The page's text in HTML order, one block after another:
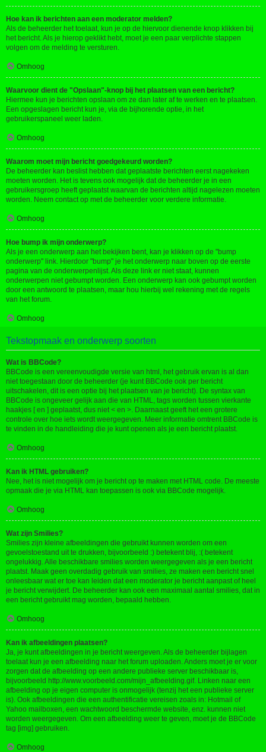
Hoe kan ik berichten aan een moderator melden?
Als de beheerder het toelaat, kun je op de hiervoor dienende knop klikken bij
het bericht. Als je hierop geklikt hebt, moet je een paar verplichte stappen
volgen om de melding te versturen.
Omhoog
Waarvoor dient de "Opslaan"-knop bij het plaatsen van een bericht?
Hiermee kun je berichten opslaan om ze dan later af te werken en te plaatsen.
Een opgeslagen bericht kun je, via de bijhorende optie, in het
gebruikerspaneel weer laden.
Omhoog
Waarom moet mijn bericht goedgekeurd worden?
De beheerder kan beslist hebben dat geplaatste berichten eerst nagekeken
moeten worden. Het is tevens ook mogelijk dat de beheerder je in een
gebruikersgroep heeft geplaatst waarvan de berichten altijd nagelezen moeten
worden. Neem contact op met de beheerder voor verdere informatie.
Omhoog
Hoe bump ik mijn onderwerp?
Als je een onderwerp aan het bekijken bent, kan je klikken op de "bump
onderwerp" link. Hierdoor "bump" je het onderwerp naar boven op de eerste
pagina van de onderwerpenlijst. Als deze link er niet staat, kunnen
onderwerpen niet gebumpt worden. Een onderwerp kan ook gebumpt worden
door een antwoord te plaatsen, maar hou hierbij wel rekening met de regels
van het forum.
Omhoog
Tekstopmaak en onderwerp soorten
Wat is BBCode?
BBCode is een vereenvoudigde versie van html, het gebruik ervan is al dan
niet toegestaan door de beheerder (je kunt BBCode ook per bericht
uitschakelen, dit is een optie bij het plaatsen van je bericht). De syntax van
BBCode is ongeveer gelijk aan die van HTML, tags worden tussen vierkante
haakjes [ en ] geplaatst, dus niet < en >. Daarnaast geeft het een grotere
controle over hoe iets wordt weergegeven. Meer informatie omtrent BBCode is
te vinden in de handleiding die je kunt openen als je een bericht plaatst.
Omhoog
Kan ik HTML gebruiken?
Nee, het is niet mogelijk om je bericht op te maken met HTML code. De meeste
opmaak die je via HTML kan toepassen is ook via BBCode mogelijk.
Omhoog
Wat zijn Smilies?
Smilies zijn kleine afbeeldingen die gebruikt kunnen worden om een
gevoelstoestand uit te drukken, bijvoorbeeld :) betekent blij, :( betekent
ongelukkig. Alle beschikbare smilies worden weergegeven als je een bericht
plaatst. Maak geen overdadig gebruik van smilies, ze maken een bericht snel
onleesbaar wat er toe kan leiden dat een moderator je bericht aanpast of heel
je bericht verwijdert. De beheerder kan ook een maximaal aantal smilies, dat in
een bericht gebruikt mag worden, bepaald hebben.
Omhoog
Kan ik afbeeldingen plaatsen?
Ja, je kunt afbeeldingen in je bericht weergeven. Als de beheerder bijlagen
toelaat kun je een afbeelding naar het forum uploaden. Anders moet je er voor
zorgen dat de afbeelding op een andere publieke server beschikbaar is,
bijvoorbeeld http://www.voorbeeld.com/mijn_afbeelding.gif. Linken naar een
afbeelding op je eigen computer is onmogelijk (tenzij het een publieke server
is). Ook afbeeldingen die een authentificatie vereisen zoals in: Hotmail of
Yahoo mailboxen, een wachtwoord beschermde website, enz. kunnen niet
worden weergegeven. Om een afbeelding weer te geven, moet je de BBCode
tag [img] gebruiken.
Omhoog